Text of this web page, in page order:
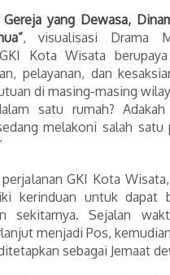
Gereja yang Dewasa,
, visualisasi Drama
Kota Wisata
pelayanan, dan
di masing-masing
satu rumah?
melakoni salah
GKI Kota
kerinduan untuk
sekitarnya. Sejalan
menjadi Pos,
sebagai Jemaat